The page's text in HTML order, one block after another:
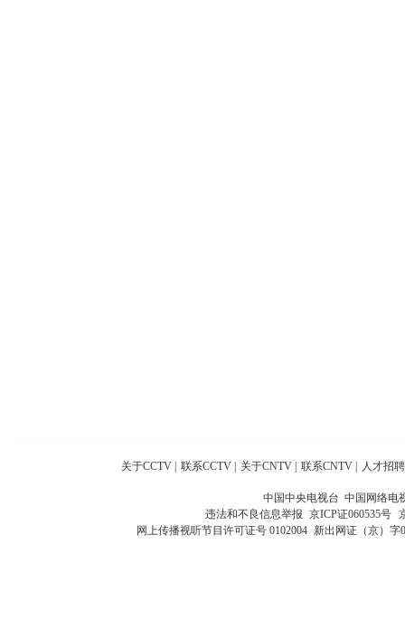
关于CCTV 联系CCTV 关于CNTV 联系CNTV 人才招聘
中国中央电视台 中国网络电
违法和不良信息举报 京ICP证060535号
网上传播视听节目许可证号 0102004 新出网证（京）